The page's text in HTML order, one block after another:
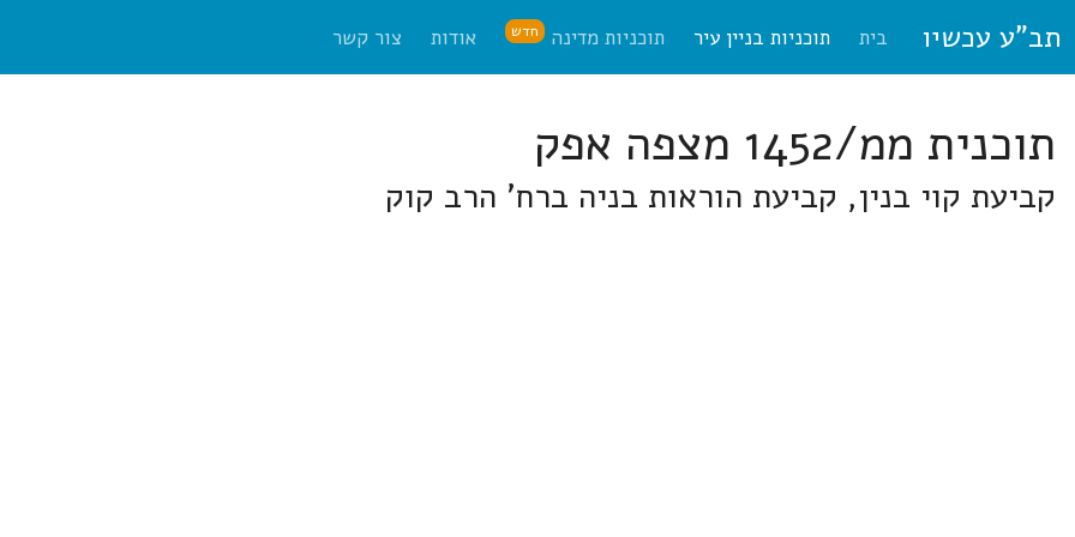
תב"ע עכשיו בית תוכניות בניין עיר תוכניות מדינה חדש אודות צור קשר
תוכנית ממ/1452 מצפה אפק
קביעת קוי בנין, קביעת הוראות בניה ברח' הרב קוק